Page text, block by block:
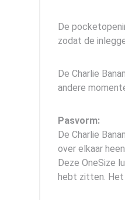
De
zodat de
De Charlie
andere
Pasvorm:
De Charlie
over elkaar
Deze OneSize
hebt zitten. Het